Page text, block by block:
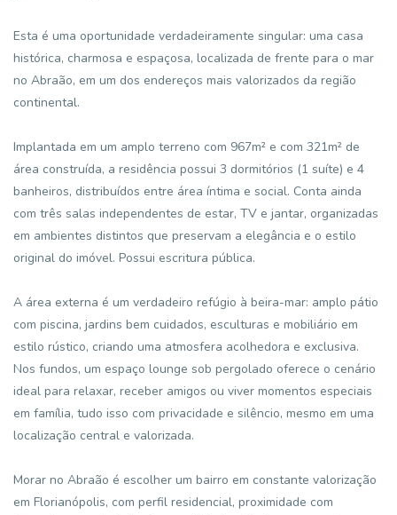
Esta é uma oportunidade verdadeiramente singular: uma casa
histórica, charmosa e espaçosa, localizada de frente para o mar
no Abraão, em um dos endereços mais valorizados da região
continental.
Implantada em um amplo terreno com 967m² e com 321m² de
área construída, a residência possui 3 dormitórios (1 suíte) e 4
banheiros, distribuídos entre área íntima e social. Conta ainda
com três salas independentes de estar, TV e jantar, organizadas
em ambientes distintos que preservam a elegância e o estilo
original do imóvel. Possui escritura pública.
A área externa é um verdadeiro refúgio à beira-mar: amplo pátio
com piscina, jardins bem cuidados, esculturas e mobiliário em
estilo rústico, criando uma atmosfera acolhedora e exclusiva.
Nos fundos, um espaço lounge sob pergolado oferece o cenário
ideal para relaxar, receber amigos ou viver momentos especiais
em família, tudo isso com privacidade e silêncio, mesmo em uma
localização central e valorizada.
Morar no Abraão é escolher um bairro em constante valorização
em Florianópolis, com perfil residencial, proximidade com